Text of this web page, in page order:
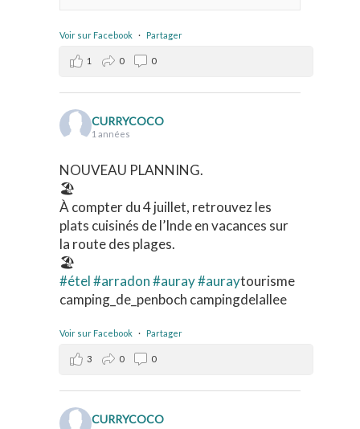
Voir sur Facebook · Partager
1 0 0
CURRYCOCO
1 années
NOUVEAU PLANNING.
🏖️
À compter du 4 juillet, retrouvez les
plats cuisinés de l’Inde en vacances sur
la route des plages.
🏖️
#étel#arradon#auray#auraytourisme
camping_de_penboch campingdelallee
Voir sur Facebook · Partager
3 0 0
CURRYCOCO